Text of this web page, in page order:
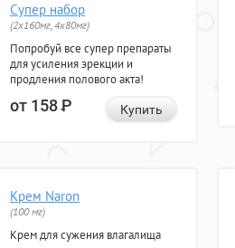
Супер набор
(2х160мг, 4х80мг)
Попробуй все супер препараты
для усиления эрекции и
продления полового акта!
от 158Р Купить
Крем Naron
(100 мг)
Крем для сужения влагалища